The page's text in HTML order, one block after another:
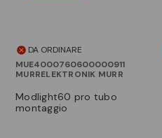
DA ORDINARE
MUE4000760600000911
MURRELEKTRONIK MURR
modlight60 pro tubo
montaggio